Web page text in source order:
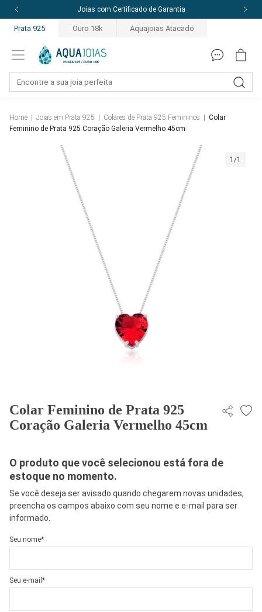
Joias com Certificado de Garantia
Prata 925 Ouro 18k Aquajoias Atacado
Home Joias em Prata 925 Colares de Prata 925 Femininos
Colar
Feminino de Prata 925 Coração Galeria Vermelho 45cm
1/1
Colar Feminino de Prata 925
Coração Galeria Vermelho 45cm
O produto que você selecionou está fora de
estoque no momento.
Se você deseja ser avisado quando chegarem novas unidades,
preencha os campos abaixo com seu nome e e-mail para ser
informado.
Seu nome*
Seu e-mail*